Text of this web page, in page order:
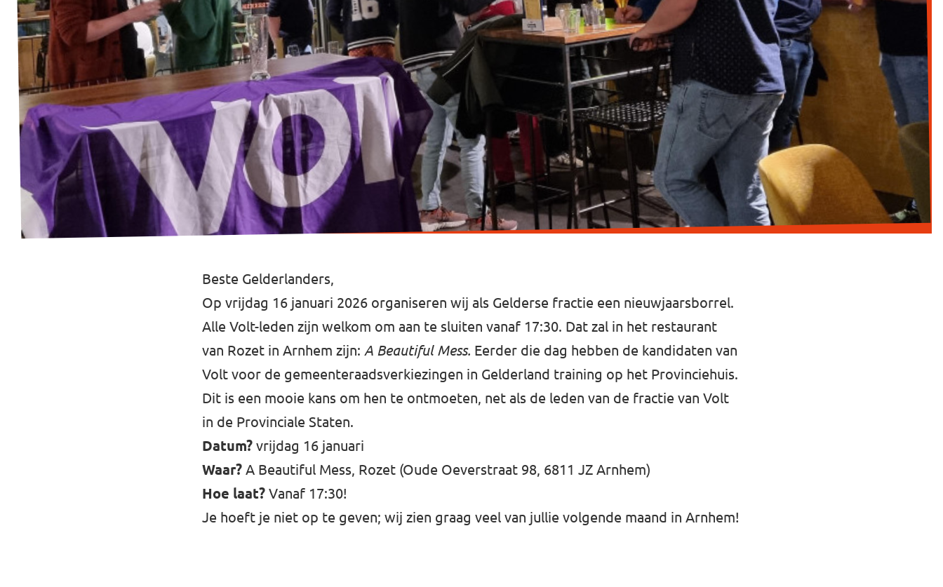
Beste Gelderlanders,
Op vrijdag 16 januari 2026 organiseren wij als Gelderse fractie een nieuwjaarsborrel.
Alle Volt-leden zijn welkom om aan te sluiten vanaf 17:30. Dat zal in het restaurant
van Rozet in Arnhem zijn: A Beautiful Mess. Eerder die dag hebben de kandidaten van
Volt voor de gemeenteraadsverkiezingen in Gelderland training op het Provinciehuis.
Dit is een mooie kans om hen te ontmoeten, net als de leden van de fractie van Volt
in de Provinciale Staten.
Datum? vrijdag 16 januari
Waar? A Beautiful Mess, Rozet (Oude Oeverstraat 98, 6811 JZ Arnhem)
Hoe laat? Vanaf 17:30!
Je hoeft je niet op te geven; wij zien graag veel van jullie volgende maand in Arnhem!